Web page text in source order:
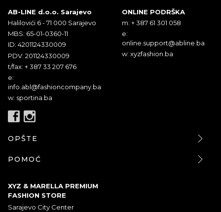
AB-LINE d.o.o. Sarajevo
Halilovići 6 - 71 000 Sarajevo
MBS: 65-01-0360-11
ID: 4201124330009
PDV: 201124330009
t/fax: + 387 33 207 676
e:
info.abl@fashioncompany.ba
w: sportina.ba
ONLINE PODRŠKA
m: + 387 61 301 058
e:
online.support@abline.ba
w: xyzfashion.ba
OPŠTE
POMOĆ
XYZ & MARELLA PREMIUM
FASHION STORE
Sarajevo City Center